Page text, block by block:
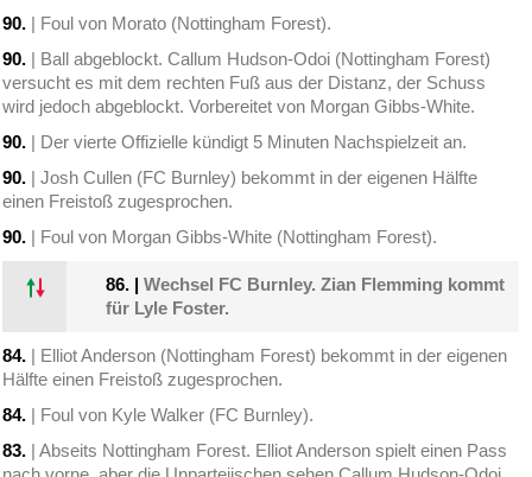
90. | Foul von Morato (Nottingham Forest).
90. | Ball abgeblockt. Callum Hudson-Odoi (Nottingham Forest)
versucht es mit dem rechten Fuß aus der Distanz, der Schuss
wird jedoch abgeblockt. Vorbereitet von Morgan Gibbs-White.
90. | Der vierte Offizielle kündigt 5 Minuten Nachspielzeit an.
90. | Josh Cullen (FC Burnley) bekommt in der eigenen Hälfte
einen Freistoß zugesprochen.
90. | Foul von Morgan Gibbs-White (Nottingham Forest).
86. |Wechsel FC Burnley. Zian Flemming kommt
für Lyle Foster.
84. | Elliot Anderson (Nottingham Forest) bekommt in der eigenen
Hälfte einen Freistoß zugesprochen.
84. | Foul von Kyle Walker (FC Burnley).
83. | Abseits Nottingham Forest. Elliot Anderson spielt einen Pass